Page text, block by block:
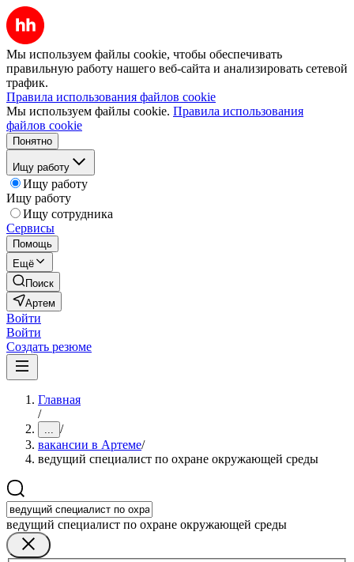
Мы используем файлы cookie, чтобы обеспечивать
правильную работу нашего веб-сайта и анализировать сетевой
трафик.
Правила использования файлов cookie
Мы используем файлы cookie. Правила использования
файлов cookie
Понятно
Ищу работу
Ищу работу
Ищу работу
Ищу сотрудника
Сервисы
Помощь
Ещё
Поиск
Артем
Войти
Войти
Создать резюме
Главная
/
... /
вакансии в Артеме/
ведущий специалист по охране окружающей среды
ведущий специалист по охране окружающей среды